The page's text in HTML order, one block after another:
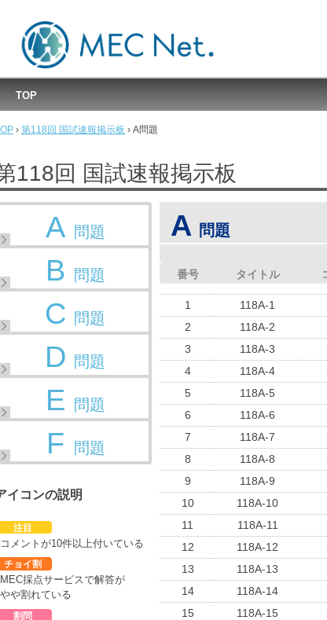
MEC国試速報掲示板
TOP
› 第118回 国試速報掲示板 › A問題
118回 国試速報掲示板
A 問題
番号 タイトル
1 118A-1
2 118A-2
3 118A-3
4
118A-4
5 118A-5
6 118A-6
7 118A-7
8
118A-8
9
118A-9
10
118A-10
11
118A-11
12
118A-12
13
118A-13
14
118A-14
15
118A-15
A 問題
B 問題
C 問題
D 問題
E 問題
F 問題
イコンの説明
注目
コメントが10件以上付いている
チョイ割
MEC採点サービスで解答が
やや割れている
割問